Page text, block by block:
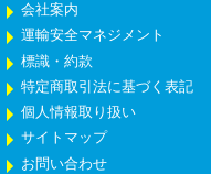
会社案内
運輸安全マネジメント
標識・約款
特定商取引法に基づく表記
個人情報取り扱い
サイトマップ
お問い合わせ